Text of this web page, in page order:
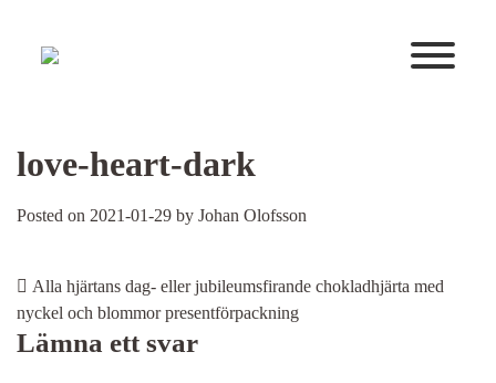
Huvudnavigering
love-heart-dark
Posted on 2021-01-29 by Johan Olofsson
Post navigation
Alla hjärtans dag- eller jubileumsfirande chokladhjärta med
nyckel och blommor presentförpackning
Lämna ett svar